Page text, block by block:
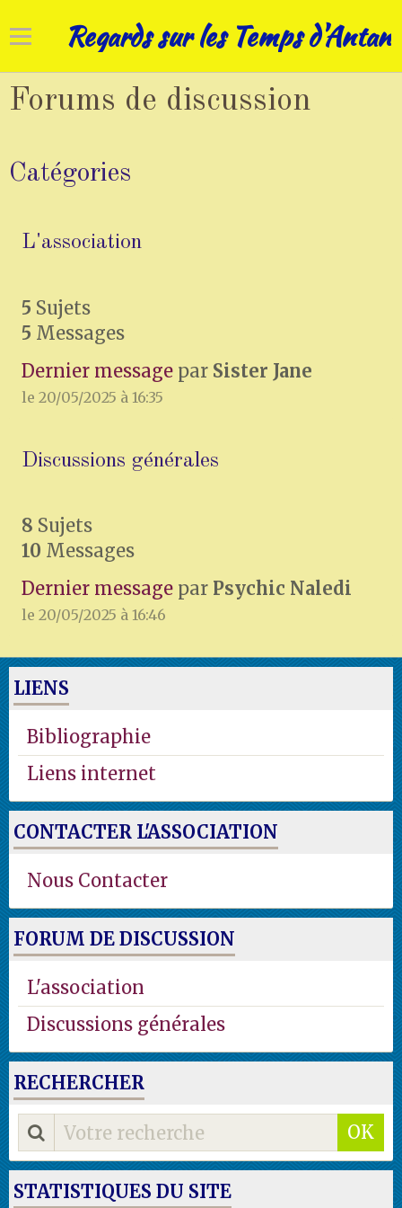
Regards sur les Temps d'Antan
Accueil
Horloges
Nos patrimoines
Forums de discussion
Catégories
L'association
5 Sujets
5 Messages
Dernier message par Sister Jane
le 20/05/2025 à 16:35
Discussions générales
8 Sujets
10 Messages
Dernier message par Psychic Naledi
le 20/05/2025 à 16:46
LIENS
Bibliographie
Liens internet
CONTACTER L'ASSOCIATION
Nous Contacter
FORUM DE DISCUSSION
L'association
Discussions générales
RECHERCHER
OK
STATISTIQUES DU SITE